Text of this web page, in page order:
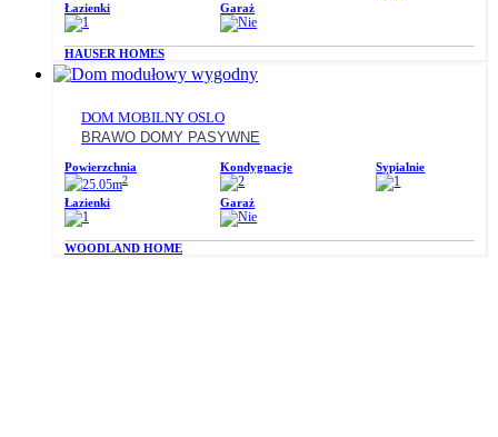
Łazienki
1
Garaż
Nie
HAUSER HOMES
DOM MOBILNY OSLO
BRAWO DOMY PASYWNE
Powierzchnia
25.05m2
Kondygnacje
2
Sypialnie
1
Łazienki
1
Garaż
Nie
WOODLAND HOME